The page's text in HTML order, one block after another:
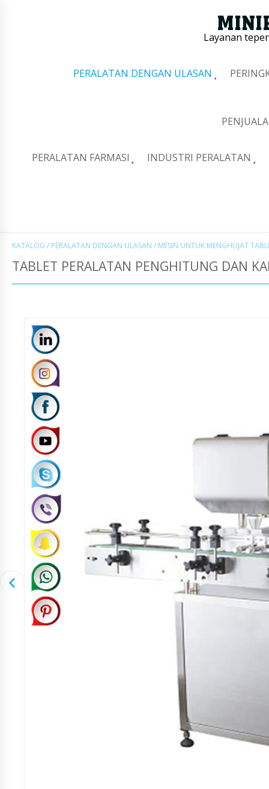
Layanan
PERALATAN DENGAN ULASAN
PERALATAN FARMASI INDUSTRI PERALATAN
KATALOG / PERALATAN DENGAN ULASAN / MESIN UNTUK MENGHUJAT
TABLET PERALATAN PENGHITUNG DAN